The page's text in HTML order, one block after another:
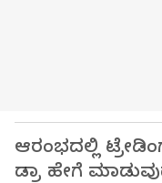
ಆರಂಭದಲ್ಲಿ
ಡ್ರಾ ಹೇಗೆ